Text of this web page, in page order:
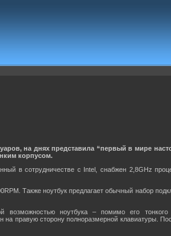
на днях представила “первый в мире
корпусом.
в сотрудничестве с Intel, снабжен 2,8GHz
Также ноутбук предлагает обычный набор
возможностью ноутбука – помимо его
на правую сторону полноразмерной клавиатуры.